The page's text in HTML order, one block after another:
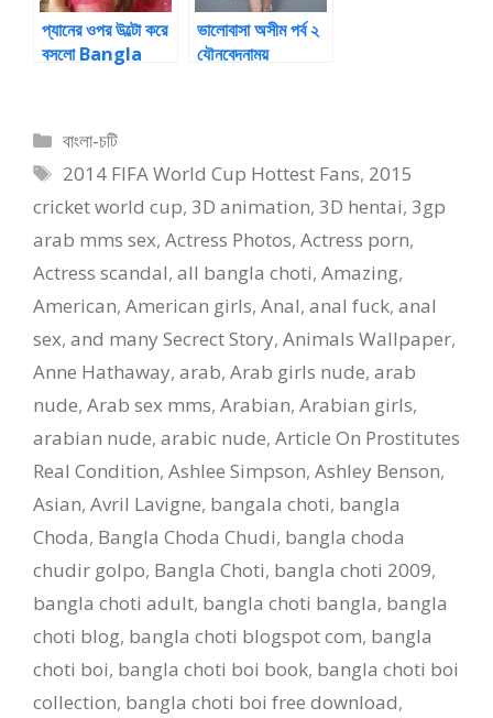
প্যানের ওপর উল্টো করে
বসলো Bangla
Golpo and Sex
Stories
ভালোবাসা অসীম পর্ব ২
যৌনবেদনাময়
Categories
বাংলা-চটি
Tags
2014 FIFA World Cup Hottest Fans, 2015
cricket world cup, 3D animation, 3D hentai, 3gp
arab mms sex, Actress Photos, Actress porn,
Actress scandal, all bangla choti, Amazing,
American, American girls, Anal, anal fuck, anal
sex, and many Secrect Story, Animals Wallpaper,
Anne Hathaway, arab, Arab girls nude, arab
nude, Arab sex mms, Arabian, Arabian girls,
arabian nude, arabic nude, Article On Prostitutes
Real Condition, Ashlee Simpson, Ashley Benson,
Asian, Avril Lavigne, bangala choti, bangla
Choda, Bangla Choda Chudi, bangla choda
chudir golpo, Bangla Choti, bangla choti 2009,
bangla choti adult, bangla choti bangla, bangla
choti blog, bangla choti blogspot com, bangla
choti boi, bangla choti boi book, bangla choti boi
collection, bangla choti boi free download,